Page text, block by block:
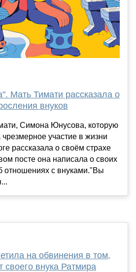
Мать Тимати рассказала о
внуков
Симона Юнусова, которую
чрезмерное участие в жизни
рассказала о своём страхе
посте она написала о своих
отношениях с внуками."Вы
на обвинения в том,
своего внука Ратмира